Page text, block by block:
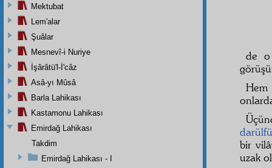
de
bir
uzak
Mektubat
Lem'alar
Şuâlar
Mesnevî-i Nuriye
İşârâtü'l-İ'câz
Asâ-yı Mûsâ
Barla Lahikası
Kastamonu Lahikası
Emirdağ Lahikası
Takdim
Emirdağ Lahikası - I